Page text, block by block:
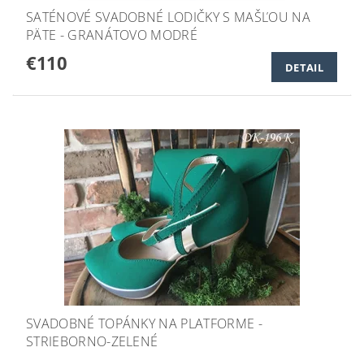
SATÉNOVÉ SVADOBNÉ LODIČKY S MAŠĽOU NA
PÄTE - GRANÁTOVO MODRÉ
€110 DETAIL
SVADOBNÉ TOPÁNKY NA PLATFORME -
STRIEBORNO-ZELENÉ